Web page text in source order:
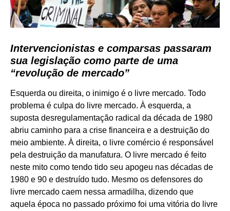
Intervencionistas e comparsas passaram
sua legislação como parte de uma
“revolução de mercado”
Esquerda ou direita, o inimigo é o livre mercado. Todo
problema é culpa do livre mercado. À esquerda, a
suposta desregulamentação radical da década de 1980
abriu caminho para a crise financeira e a destruição do
meio ambiente. À direita, o livre comércio é responsável
pela destruição da manufatura. O livre mercado é feito
neste mito como tendo tido seu apogeu nas décadas de
1980 e 90 e destruído tudo. Mesmo os defensores do
livre mercado caem nessa armadilha, dizendo que
aquela época no passado próximo foi uma vitória do livre